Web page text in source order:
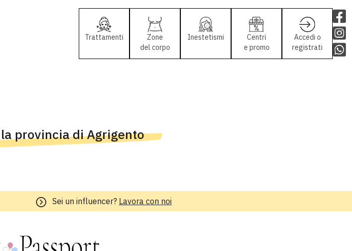
Trattamenti
Zone
del corpo
Inestetismi
Centri
e promo
Accedi o
registrati
provincia di Agrigento
Sei un influencer? Lavora con noi